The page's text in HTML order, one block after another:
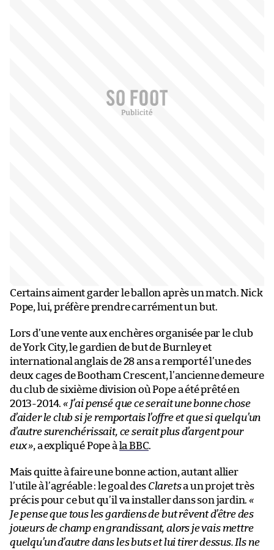
Certains aiment garder le ballon après un match. Nick
Pope, lui, préfère prendre carrément un but.
Lors d’une vente aux enchères organisée par le club
de York City, le gardien de but de Burnley et
international anglais de 28 ans a remporté l’une des
deux cages de Bootham Crescent, l’ancienne demeure
du club de sixième division où Pope a été prêté en
2013-2014.« J’ai pensé que ce serait une bonne chose
d’aider le club si je remportais l’offre et que si quelqu’un
d’autre surenchérissait, ce serait plus d’argent pour
eux », a expliqué Pope à la BBC.
Mais quitte à faire une bonne action, autant allier
l’utile à l’agréable : le goal des Claretsa un projet très
précis pour ce but qu’il va installer dans son jardin.«
Je pense que tous les gardiens de but rêvent d’être des
joueurs de champ en grandissant, alors je vais mettre
quelqu’un d’autre dans les buts et lui tirer dessus. Ils ne